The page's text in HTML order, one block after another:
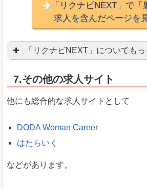
「リクナビNEXT」で
求人を含んだページを
「リクナビNEXT」についても
良いところ
悪いところ
7.その他の求人サイト
他にも総合的な求人サイトとして
DODA Woman Career
はたらいく
などがあります。